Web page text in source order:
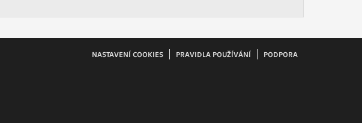
je, aby tato kategorie
NASTAVENÍ COOKIES PRAVIDLA POUŽÍVÁNÍ PODPORA